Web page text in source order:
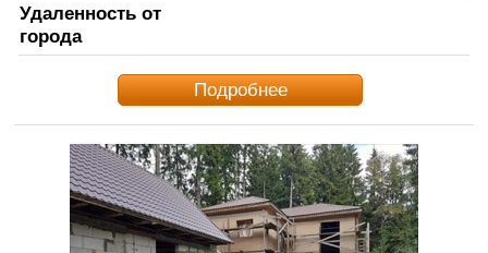
Удаленность от
города
Подробнее